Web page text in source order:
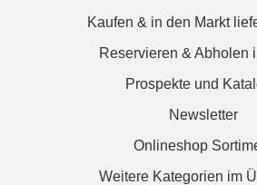
Kaufen & in den Markt
Reservieren & Abholen
Prospekte und
Newsletter
Onlineshop
Weitere Kategorien im